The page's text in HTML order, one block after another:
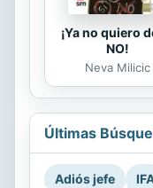
¡Ya no quiero
NO!
Neva Milicic
Últimas
Adiós jefe